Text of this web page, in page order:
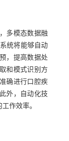
多模态数据融
统将能够自动
，提高数据处
和模式识别方
确进行口腔疾
外，自动化技
作效率。